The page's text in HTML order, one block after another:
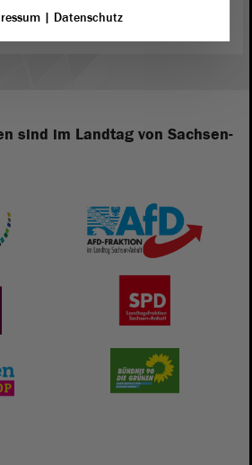
sind im Landtag von Sachsen-
| Datenschutz